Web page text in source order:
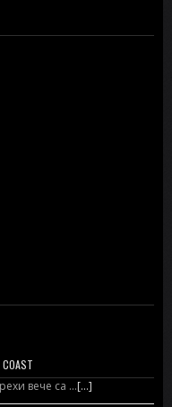
вече са …[...]